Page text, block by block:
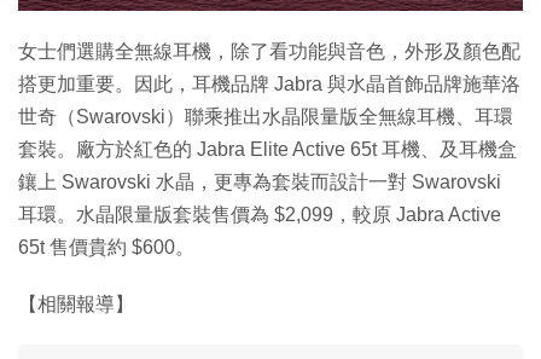
女士們選購全無線耳機，除了看功能與音色，外形及顏色配
搭更加重要。因此，耳機品牌 Jabra 與水晶首飾品牌施華洛
世奇（Swarovski）聯乘推出水晶限量版全無線耳機、耳環
套裝。廠方於紅色的 Jabra Elite Active 65t 耳機、及耳機盒
鑲上 Swarovski 水晶，更專為套裝而設計一對 Swarovski
耳環。水晶限量版套裝售價為 $2,099，較原 Jabra Active
65t 售價貴約 $600。
【相關報導】